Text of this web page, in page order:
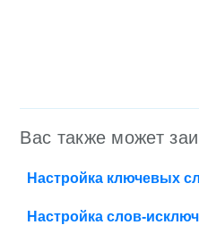
Вас также может
Настройка ключевых
Настройка слов-